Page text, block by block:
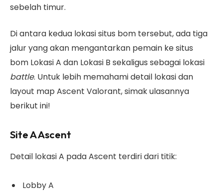
sebelah timur.
Di antara kedua lokasi situs bom tersebut, ada tiga
jalur yang akan mengantarkan pemain ke situs
bom Lokasi A dan Lokasi B sekaligus sebagai lokasi
battle. Untuk lebih memahami detail lokasi dan
layout map Ascent Valorant, simak ulasannya
berikut ini!
Site A Ascent
Detail lokasi A pada Ascent terdiri dari titik:
Lobby A